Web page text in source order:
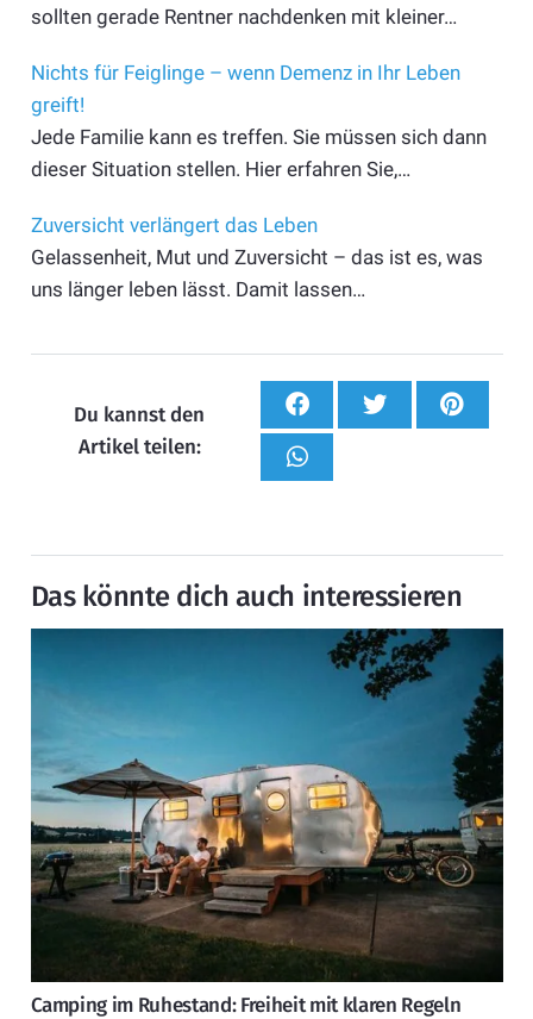
sollten gerade Rentner nachdenken mit kleiner…
Nichts für Feiglinge – wenn Demenz in Ihr Leben
greift!
Jede Familie kann es treffen. Sie müssen sich dann
dieser Situation stellen. Hier erfahren Sie,…
Zuversicht verlängert das Leben
Gelassenheit, Mut und Zuversicht – das ist es, was
uns länger leben lässt. Damit lassen…
Du kannst den
Artikel teilen:
Das könnte dich auch interessieren
Camping im Ruhestand: Freiheit mit klaren Regeln